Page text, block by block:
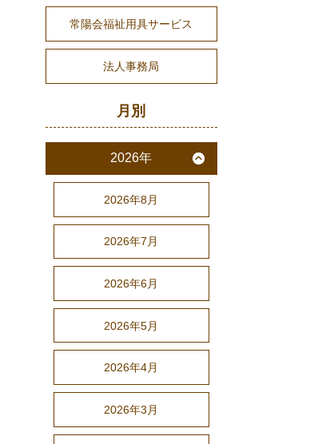
常陽会福祉用具サービス
法人事務局
月別
2026年
2026年8月
2026年7月
2026年6月
2026年5月
2026年4月
2026年3月